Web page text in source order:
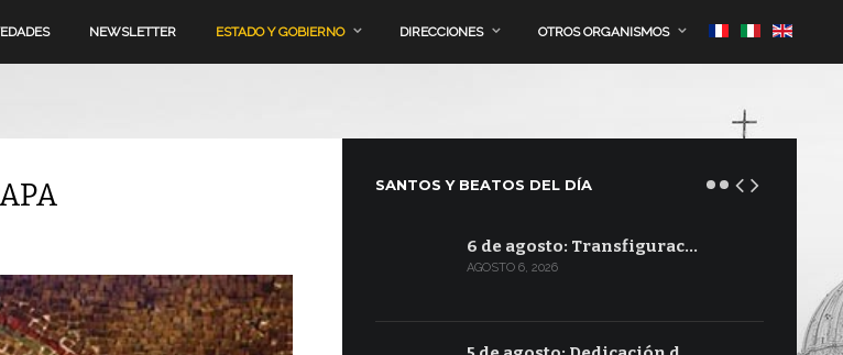
NEWSLETTER ESTADO Y GOBIERNO DIRECCIONES OTROS ORGANISMOS
SANTOS Y BEATOS DEL DÍA
6 de agosto: Transfigurac…
AGOSTO 6, 2026